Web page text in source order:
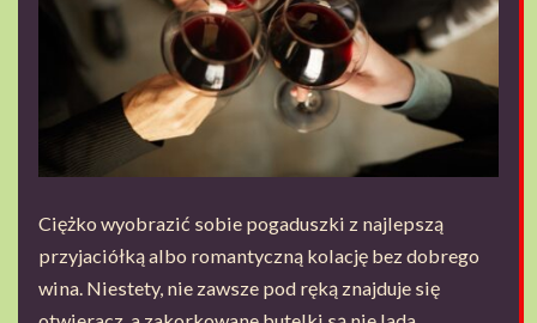
Ciężko wyobrazić sobie pogaduszki z najlepszą
przyjaciółką albo romantyczną kolację bez dobrego
wina. Niestety, nie zawsze pod ręką znajduje się